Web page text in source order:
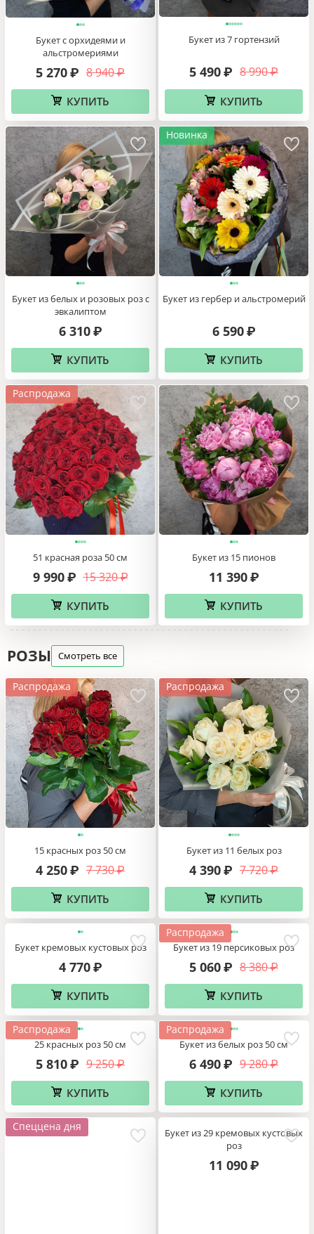
Букет с орхидеями и
альстромериями
8 940 ₽
5 270₽
КУПИТЬ
Букет из 7 гортензий
8 990 ₽
5 490₽
КУПИТЬ
Букет из белых и розовых роз с
эвкалиптом
6 310 ₽
КУПИТЬ
Новинка
Букет из гербер и альстромерий
6 590 ₽
КУПИТЬ
Распродажа
51 красная роза 50 см
15 320 ₽
9 990 ₽
КУПИТЬ
Букет из 15 пионов
11 390 ₽
КУПИТЬ
РОЗЫ Смотреть все
Распродажа
15 красных роз 50 см
7 730 ₽
4 250₽
КУПИТЬ
Распродажа
Букет из 11 белых роз
7 720 ₽
4 390₽
КУПИТЬ
Букет кремовых кустовых роз
4 770 ₽
КУПИТЬ
Распродажа
Букет из 19 персиковых роз
8 380 ₽
5 060₽
КУПИТЬ
Распродажа
25 красных роз 50 см
9 250 ₽
5 810₽
КУПИТЬ
Распродажа
Букет из белых роз 50 см
9 280 ₽
6 490₽
КУПИТЬ
Спеццена дня
Букет из 29 кремовых кустовых
роз
11 090 ₽